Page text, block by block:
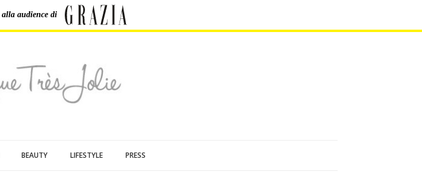
alla audience di
BEAUTY LIFESTYLE PRESS